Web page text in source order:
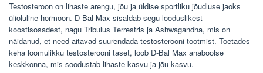
Testosteroon on lihaste arengu, jõu ja üldise sportliku jõudluse jaoks
ülioluline hormoon. D-Bal Max sisaldab segu looduslikest
koostisosadest, nagu Tribulus Terrestris ja Ashwagandha, mis on
näidanud, et need aitavad suurendada testosterooni tootmist. Toetades
keha loomulikku testosterooni taset, loob D-Bal Max anaboolse
keskkonna, mis soodustab lihaste kasvu ja jõu kasvu.